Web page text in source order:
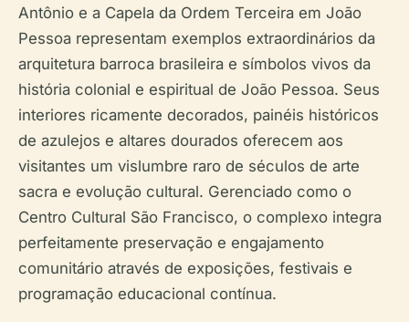
Antônio e a Capela da Ordem Terceira em João
Pessoa representam exemplos extraordinários da
arquitetura barroca brasileira e símbolos vivos da
história colonial e espiritual de João Pessoa. Seus
interiores ricamente decorados, painéis históricos
de azulejos e altares dourados oferecem aos
visitantes um vislumbre raro de séculos de arte
sacra e evolução cultural. Gerenciado como o
Centro Cultural São Francisco, o complexo integra
perfeitamente preservação e engajamento
comunitário através de exposições, festivais e
programação educacional contínua.